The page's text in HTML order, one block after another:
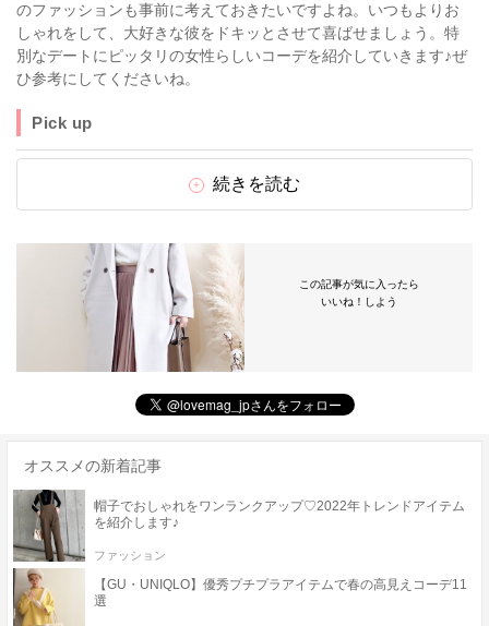
のファッションも事前に考えておきたいですよね。いつもよりお
しゃれをして、大好きな彼をドキッとさせて喜ばせましょう。特
別なデートにピッタリの女性らしいコーデを紹介していきます♪ぜ
ひ参考にしてくださいね。
Pick up
続きを読む
この記事が気に入ったら
いいね！しよう
オススメの新着記事
帽子でおしゃれをワンランクアップ♡2022年トレンドアイテム
を紹介します♪
ファッション
【GU・UNIQLO】優秀プチプラアイテムで春の高見えコーデ11
選